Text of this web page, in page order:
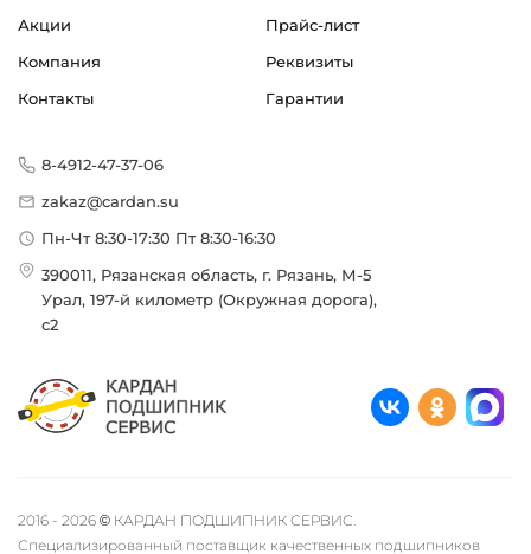
Акции
Прайс-лист
Компания
Реквизиты
Контакты
Гарантии
8-4912-47-37-06
zakaz@cardan.su
Пн-Чт 8:30-17:30 Пт 8:30-16:30
390011, Рязанская область, г. Рязань, М-5
Урал, 197-й километр (Окружная дорога),
с2
2016 - 2026 © КАРДАН ПОДШИПНИК СЕРВИС.
Специализированный поставщик качественных подшипников